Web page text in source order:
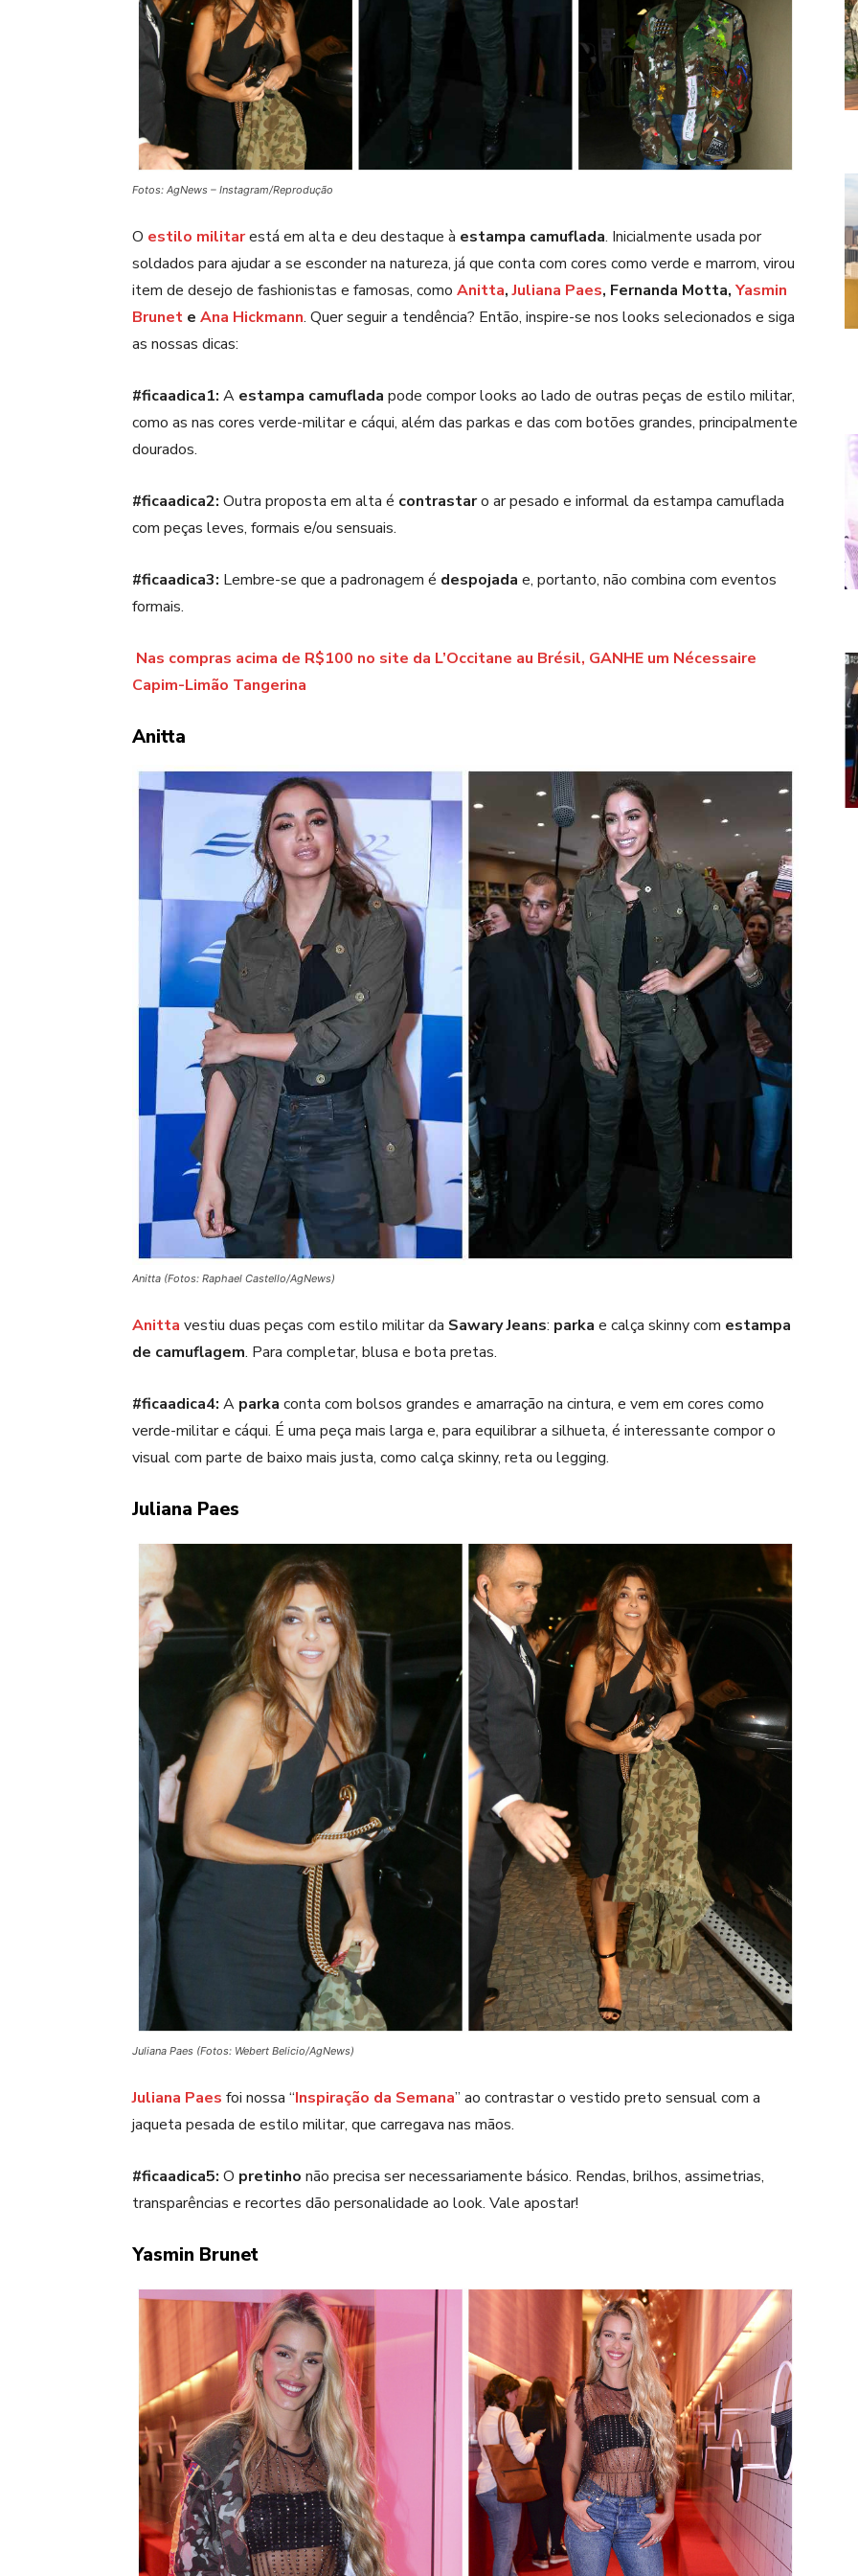
Fotos: AgNews – Instagram/Reprodução
O estilo militarestá em alta e deu destaque à estampa camuflada. Inicialmente usada por
soldados para ajudar a se esconder na natureza, já que conta com cores como verde e marrom, virou
item de desejo de fashionistas e famosas, como Anitta,Juliana Paes, Fernanda Motta, Yasmin
Brunet e Ana Hickmann. Quer seguir a tendência? Então, inspire-se nos looks selecionados e siga
as nossas dicas:
#ficaadica1: A estampa camuflada pode compor looks ao lado de outras peças de estilo militar,
como as nas cores verde-militar e cáqui, além das parkas e das com botões grandes, principalmente
dourados.
#ficaadica2: Outra proposta em alta é contrastaro ar pesado e informal da estampa camuflada
com peças leves, formais e/ou sensuais.
#ficaadica3: Lembre-se que a padronagem é despojada e, portanto, não combina com eventos
formais.
Nas compras acima de R$100 no site da L’Occitane au Brésil, GANHE um Nécessaire
Capim-Limão Tangerina
Anitta
Anitta (Fotos: Raphael Castello/AgNews)
Anitta vestiu duas peças com estilo militar da Sawary Jeans: parka e calça skinny com estampa
de camuflagem. Para completar, blusa e bota pretas.
#ficaadica4: A parka conta com bolsos grandes e amarração na cintura, e vem em cores como
verde-militar e cáqui. É uma peça mais larga e, para equilibrar a silhueta, é interessante compor o
visual com parte de baixo mais justa, como calça skinny, reta ou legging.
Juliana Paes
Juliana Paes (Fotos: Webert Belicio/AgNews)
Juliana Paes foi nossa “Inspiração da Semana” ao contrastar o vestido preto sensual com a
jaqueta pesada de estilo militar, que carregava nas mãos.
#ficaadica5: O pretinho não precisa ser necessariamente básico. Rendas, brilhos, assimetrias,
transparências e recortes dão personalidade ao look. Vale apostar!
Yasmin Brunet